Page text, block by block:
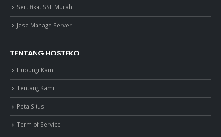
Sertifikat SSL Murah
Jasa Manage Server
TENTANG HOSTEKO
Hubungi Kami
Tentang Kami
Peta Situs
Term of Service